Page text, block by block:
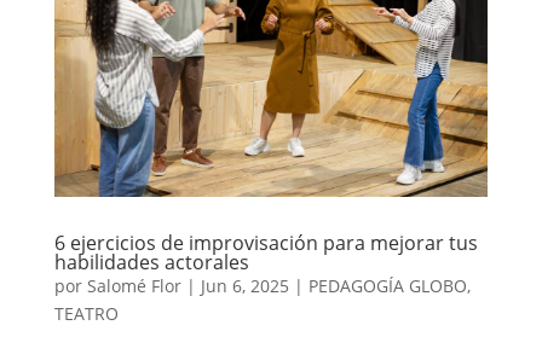
6 ejercicios de improvisación para mejorar tus
habilidades actorales
por Salomé Flor| Jun 6, 2025 | PEDAGOGÍA GLOBO,
TEATRO